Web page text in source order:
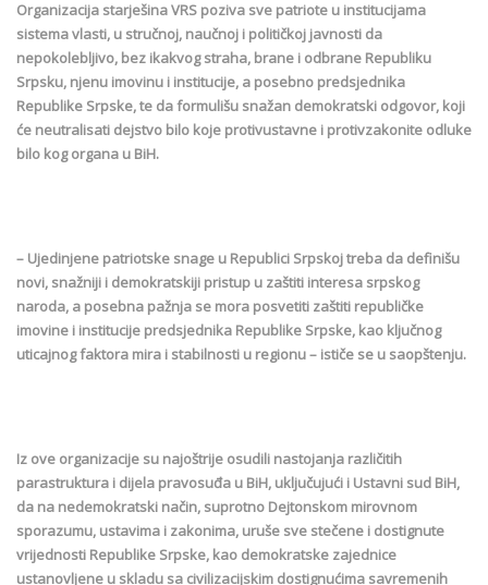
Organizacija starješina VRS poziva sve patriote u institucijama
sistema vlasti, u stručnoj, naučnoj i političkoj javnosti da
nepokolebljivo, bez ikakvog straha, brane i odbrane Republiku
Srpsku, njenu imovinu i institucije, a posebno predsjednika
Republike Srpske, te da formulišu snažan demokratski odgovor, koji
će neutralisati dejstvo bilo koje protivustavne i protivzakonite odluke
bilo kog organa u BiH.
– Ujedinjene patriotske snage u Republici Srpskoj treba da definišu
novi, snažniji i demokratskiji pristup u zaštiti interesa srpskog
naroda, a posebna pažnja se mora posvetiti zaštiti republičke
imovine i institucije predsjednika Republike Srpske, kao ključnog
uticajnog faktora mira i stabilnosti u regionu – ističe se u saopštenju.
Iz ove organizacije su najoštrije osudili nastojanja različitih
parastruktura i dijela pravosuđa u BiH, uključujući i Ustavni sud BiH,
da na nedemokratski način, suprotno Dejtonskom mirovnom
sporazumu, ustavima i zakonima, uruše sve stečene i dostignute
vrijednosti Republike Srpske, kao demokratske zajednice
ustanovljene u skladu sa civilizacijskim dostignućima savremenih